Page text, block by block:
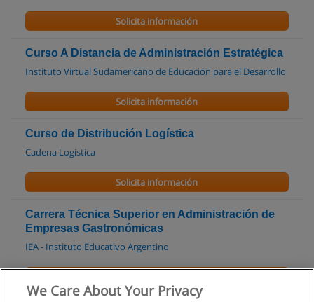
Solicita información
Curso A Distancia de Administración Estratégica
Instituto Virtual Sudamericano de Educación para el Desarrollo
Solicita información
Curso de Distribución Logística
Cadena Logistica
Solicita información
Carrera Técnica Superior en Administración de
Empresas Gastronómicas
IEA - Instituto Educativo Argentino
We Care About Your Privacy